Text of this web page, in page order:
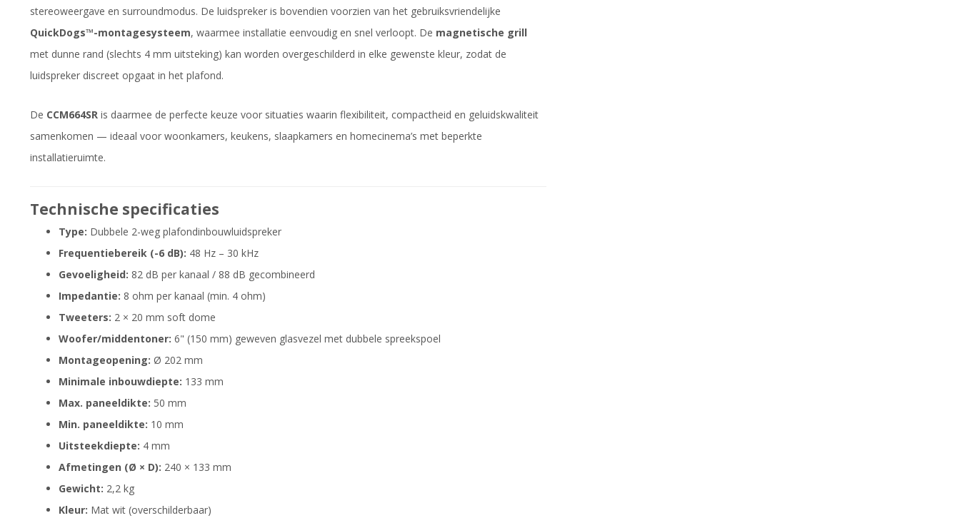
stereoweergave en surroundmodus. De luidspreker is bovendien voorzien van het gebruiksvriendelijke
QuickDogs™-montagesysteem, waarmee installatie eenvoudig en snel verloopt. De magnetische grill
met dunne rand (slechts 4 mm uitsteking) kan worden overgeschilderd in elke gewenste kleur, zodat de
luidspreker discreet opgaat in het plafond.
De CCM664SR is daarmee de perfecte keuze voor situaties waarin flexibiliteit, compactheid en geluidskwaliteit
samenkomen — ideaal voor woonkamers, keukens, slaapkamers en homecinema’s met beperkte
installatieruimte.
Technische specificaties
Type: Dubbele 2-weg plafondinbouwluidspreker
Frequentiebereik (-6 dB): 48 Hz – 30 kHz
Gevoeligheid: 82 dB per kanaal / 88 dB gecombineerd
Impedantie: 8 ohm per kanaal (min. 4 ohm)
Tweeters: 2 × 20 mm soft dome
Woofer/middentoner: 6" (150 mm) geweven glasvezel met dubbele spreekspoel
Montageopening: Ø 202 mm
Minimale inbouwdiepte: 133 mm
Max. paneeldikte: 50 mm
Min. paneeldikte: 10 mm
Uitsteekdiepte: 4 mm
Afmetingen (Ø × D): 240 × 133 mm
Gewicht: 2,2 kg
Kleur: Mat wit (overschilderbaar)